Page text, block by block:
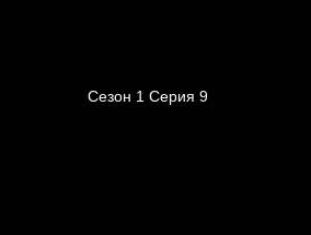
Сезон 1 Серия 9